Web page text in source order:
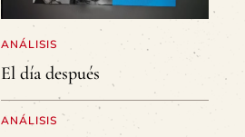
ANÁLISIS
El día después
ANÁLISIS